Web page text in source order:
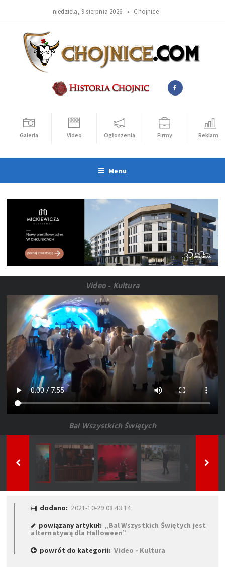
niedziela, 9 sierpnia 2026 • Chojnice
Galeria Video Ogłoszenia Firmy Reklama
Menu
Video - Kultura
Bal Wszystkich Świętych
dodano: 2021-10-29 08:43:14
powiązany artykuł: „Bal Wszystkich Świętych jest
alternatywą dla Halloween”
powrót do kategorii:Video - Kultura